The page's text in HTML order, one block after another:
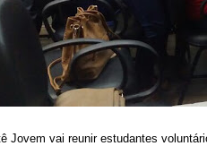
Jovem vai reunir estudantes